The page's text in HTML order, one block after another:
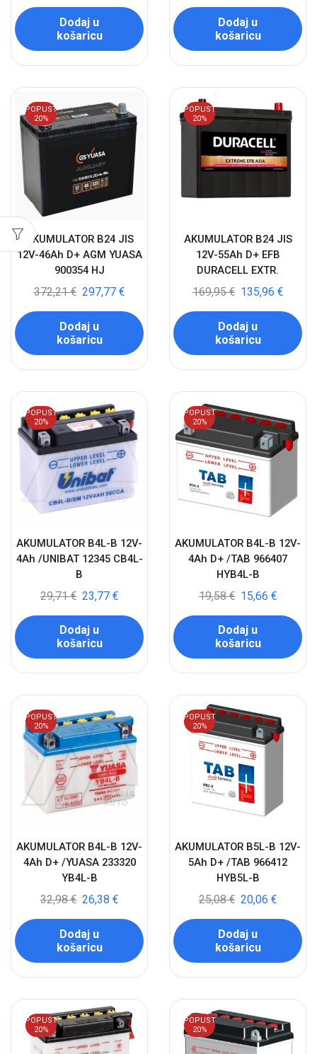
Dodaj u
košaricu
Dodaj u
košaricu
POPUST
20%
AKUMULATOR B24 JIS
12V-46Ah D+ AGM YUASA
900354 HJ
372,21€ 297,77 €
Dodaj u
košaricu
POPUST
20%
AKUMULATOR B24 JIS
12V-55Ah D+ EFB
DURACELL EXTR.
169,95€ 135,96 €
Dodaj u
košaricu
POPUST
20%
AKUMULATOR B4L-B 12V-
4Ah /UNIBAT 12345 CB4L-
B
29,71€ 23,77 €
Dodaj u
košaricu
POPUST
20%
AKUMULATOR B4L-B 12V-
4Ah D+ /TAB 966407
HYB4L-B
19,58€ 15,66 €
Dodaj u
košaricu
POPUST
20%
AKUMULATOR B4L-B 12V-
4Ah D+ /YUASA 233320
YB4L-B
32,98€ 26,38 €
Dodaj u
košaricu
POPUST
20%
AKUMULATOR B5L-B 12V-
5Ah D+ /TAB 966412
HYB5L-B
25,08€ 20,06 €
Dodaj u
košaricu
POPUST
20%
POPUST
20%